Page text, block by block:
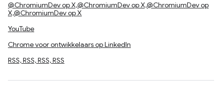
@ChromiumDev op X,@ChromiumDev op X,@ChromiumDev op
X,@ChromiumDev op X
YouTube
Chrome voor ontwikkelaars op LinkedIn
RSS, RSS, RSS, RSS